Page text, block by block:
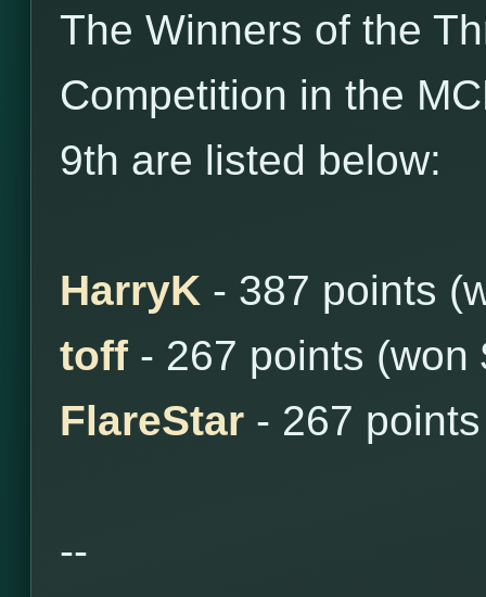
The Winners of the
Competition in the
9th are listed below:
HarryK - 387 points
toff - 267 points (won
FlareStar - 267
--